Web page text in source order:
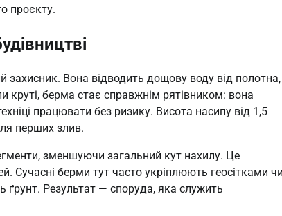
проєкту.
Вона відводить дощову воду від полотна,
круті, берма стає справжнім рятівником: вона
працювати без ризику. Висота насипу від 1,5
перших злив.
зменшуючи загальний кут нахилу. Це
Сучасні берми тут часто укріплюють геосітками чи
ґрунт. Результат — споруда, яка служить